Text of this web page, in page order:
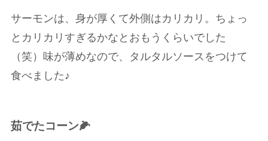
サーモンは、身が厚くて外側はカリカリ。ちょっ
とカリカリすぎるかなとおもうくらいでした
（笑）味が薄めなので、タルタルソースをつけて
食べました♪
茹でたコーン🌽